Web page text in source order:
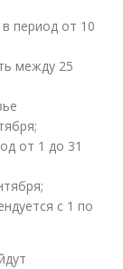
период от 10
между 25
от 1 до 31
с 1 по